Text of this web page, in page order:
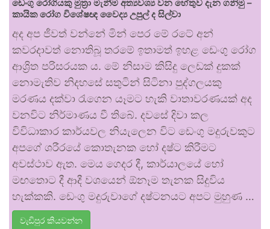
ඩෙංගු රෝගියකු ⁣මුත්‍රා මැනීම අත්‍යවශ්‍ය වන හේතුව දැන ගනිමු –
කායික රෝග විශේෂඥ වෛද්‍ය උපුල් ද සිල්වා
අද අප ජීවත් වන්නේ මින් පෙර මේ රටේ අන්
කවරදාවත් නොතිබූ තරමේ ඉතාමත් ඉහළ ඩෙංගු රෝග
ආශ්‍රිත පරිසරයක ය. මේ නිසාම කිසිදු ලෙඩක් දුකක්
නොමැතිව නිදහසේ සතුටින් සිටිනා පුද්ගලයකු
මරණය දක්වා රැගෙන යෑමට හැකි වාතාවරණයක් අද
වනවිට නිර්මාණය වී තිබේ. දවසේ දිවා කල
විවිධාකාර කාර්යවල නියැලෙන විට ඩෙංගු මදුරුවකුට
අපගේ ශරීරයේ කොතැනක හෝ දෂ්ට කිරීමට
අවස්ථාව ඇත. මෙය ගෙදර දී, කාර්යාලයේ හෝ
මඟතොට දී ආදී වශයෙන් ඕනෑම තැනක සිදුවිය
හැක්කකි. ඩෙංගු මදුරුවාගේ දෂ්ටනයට අපට මුහුණ …
වැඩිපුර කියවන්න